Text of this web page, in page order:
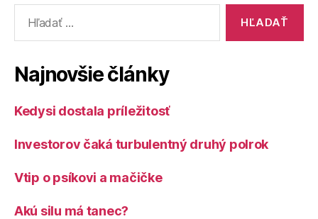
Najnovšie články
Kedysi dostala príležitosť
Investorov čaká turbulentný druhý polrok
Vtip o psíkovi a mačičke
Akú silu má tanec?